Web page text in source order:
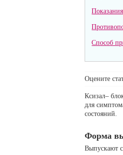
Способ
Оцените
Ксизал–
для
состояний.
Форма
Выпускают